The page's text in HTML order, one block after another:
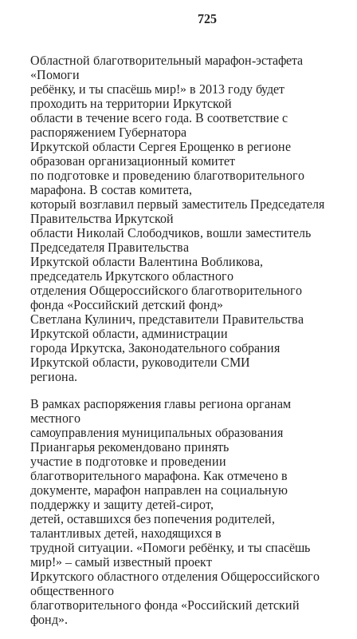
725
Областной благотворительный марафон-эстафета
«Помоги
ребёнку, и ты спасёшь мир!» в 2013 году будет
проходить на территории Иркутской
области в течение всего года. В соответствие с
распоряжением Губернатора
Иркутской области Сергея Ерощенко в регионе
образован организационный комитет
по подготовке и проведению благотворительного
марафона. В состав комитета,
который возглавил первый заместитель Председателя
Правительства Иркутской
области Николай Слободчиков, вошли заместитель
Председателя Правительства
Иркутской области Валентина Вобликова,
председатель Иркутского областного
отделения Общероссийского благотворительного
фонда «Российский детский фонд»
Светлана Кулинич, представители Правительства
Иркутской области, администрации
города Иркутска, Законодательного собрания
Иркутской области, руководители СМИ
региона.
В рамках распоряжения главы региона органам
местного
самоуправления муниципальных образования
Приангарья рекомендовано принять
участие в подготовке и проведении
благотворительного марафона. Как отмечено в
документе, марафон направлен на социальную
поддержку и защиту детей-сирот,
детей, оставшихся без попечения родителей,
талантливых детей, находящихся в
трудной ситуации. «Помоги ребёнку, и ты спасёшь
мир!» – самый известный проект
Иркутского областного отделения Общероссийского
общественного
благотворительного фонда «Российский детский
фонд».